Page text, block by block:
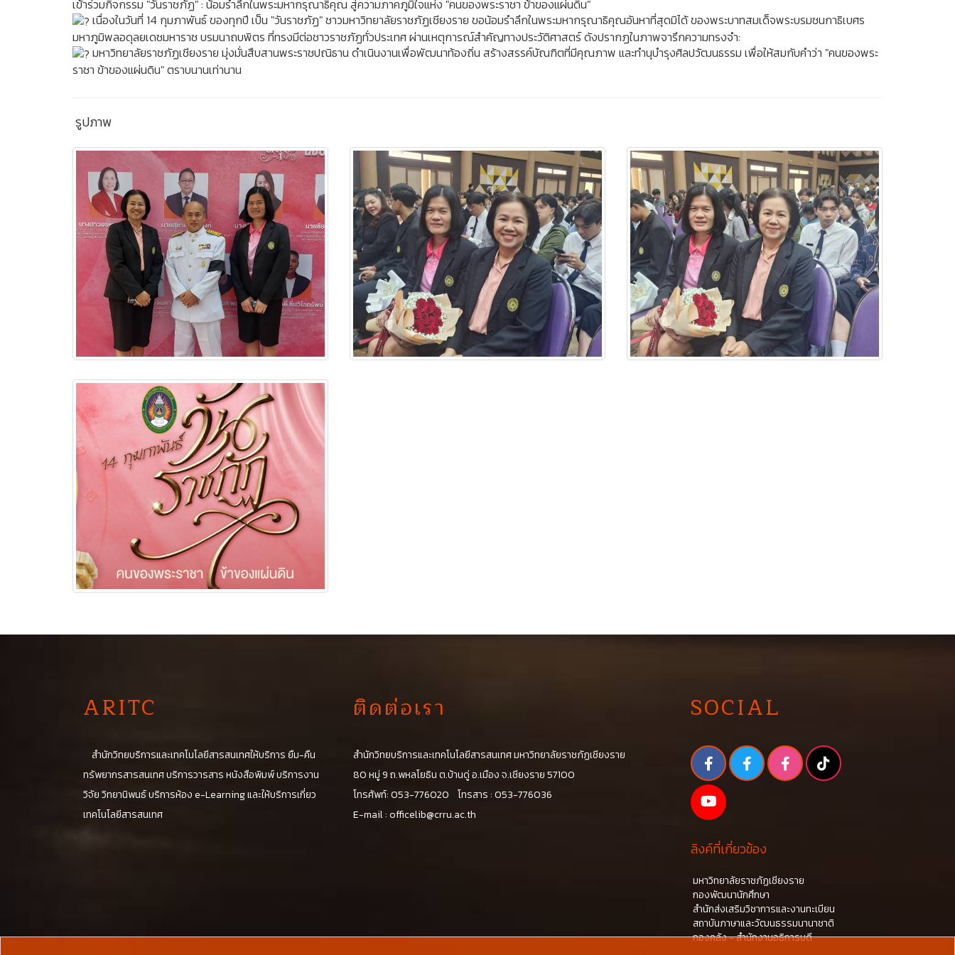
เข้าร่วมกิจกรรม "วันราชภัฏ" : น้อมรำลึกในพระมหากรุณาธิคุณ สู่ความภาคภูมิใจแห่ง "คนของพระราชา ข้าของแผ่นดิน"
เนื่องในวันที่ 14 กุมภาพันธ์ ของทุกปี เป็น "วันราชภัฏ" ชาวมหาวิทยาลัยราชภัฏเชียงราย ขอน้อมรำลึกในพระมหากรุณาธิคุณอันหาที่สุดมิได้ ของพระบาทสมเด็จพระบรมชนกาธิเบศร
มหาภูมิพลอดุลยเดชมหาราช บรมนาถบพิตร ที่ทรงมีต่อชาวราชภัฏทั่วประเทศ ผ่านเหตุการณ์สำคัญทางประวัติศาสตร์ ดังปรากฏในภาพจารึกความทรงจำ:
มหาวิทยาลัยราชภัฏเชียงราย มุ่งมั่นสืบสานพระราชปณิธาน ดำเนินงานเพื่อพัฒนาท้องถิ่น สร้างสรรค์บัณฑิตที่มีคุณภาพ และทำนุบำรุงศิลปวัฒนธรรม เพื่อให้สมกับคำว่า "คนของพระ
ราชา ข้าของแผ่นดิน" ตราบนานเท่านาน
รูปภาพ
ARITC
สำนักวิทยบริการและเทคโนโลยีสารสนเทศให้บริการ ยืม-คืน
ทรัพยากรสารสนเทศ บริการวารสาร หนังสือพิมพ์ บริการงาน
วิจัย วิทยานิพนธ์ บริการห้อง e-Learning และให้บริการเกี่ยว
เทคโนโลยีสารสนเทศ
ติดต่อเรา
สำนักวิทยบริการและเทคโนโลยีสารสนเทศ มหาวิทยาลัยราชภัฏเชียงราย
80 หมู่ 9 ถ.พหลโยธิน ต.บ้านดู่ อ.เมือง จ.เชียงราย 57100
โทรศัพท์: 053-776020 โทรสาร : 053-776036
E-mail :officelib@crru.ac.th
SOCIAL
ลิงค์ที่เกี่ยวข้อง
มหาวิทยาลัยราชภัฏเชียงราย
กองพัฒนานักศึกษา
สำนักส่งเสริมวิชาการและงานทะเบียน
สถาบันภาษาและวัฒนธรรมนานาชาติ
กองคลัง - สำนักงานอธิการบดี